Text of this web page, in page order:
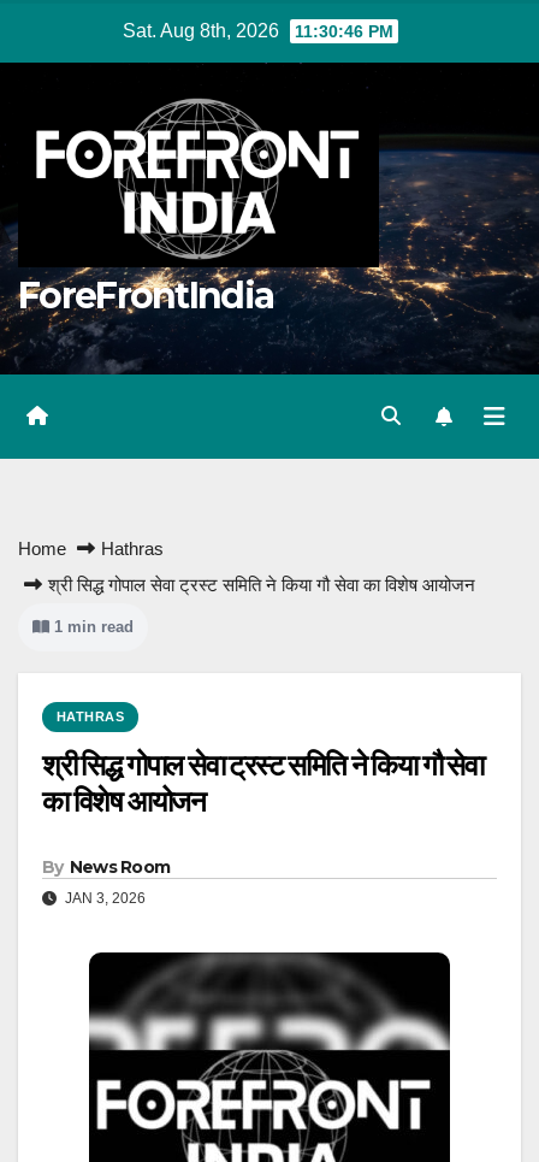
Sat. Aug 8th, 2026 11:30:46 PM
ForeFrontIndia
Home
Hathras
श्री सिद्ध गोपाल सेवा ट्रस्ट समिति ने किया गौ सेवा का विशेष आयोजन
1 min read
HATHRAS
श्री सिद्ध गोपाल सेवा ट्रस्ट समिति ने किया गौ सेवा
का विशेष आयोजन
By News Room
JAN 3, 2026